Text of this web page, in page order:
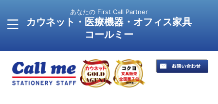
あなたの First Call Partner
カウネット・医療機器・オフィス家具
コールミー